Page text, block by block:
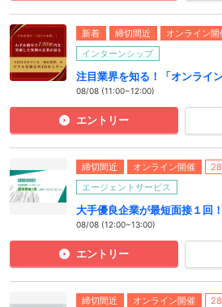
新着 締切間近 オンライン開
インターンシップ
注目業界を知る！「オンライ
08/08 (11:00~12:00)
エントリー
締切間近 オンライン開催
エージェントサービス
大手優良企業が最短面接１回！
08/08 (12:00~13:00)
エントリー
締切間近 オンライン開催